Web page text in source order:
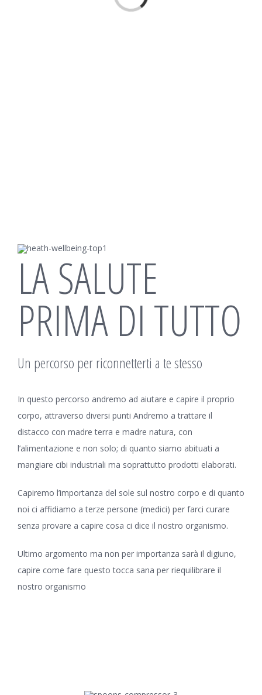
LA SALUTE
PRIMA DI TUTTO
Un percorso per riconnetterti a te stesso
In questo percorso andremo ad aiutare e capire il proprio
corpo, attraverso diversi punti Andremo a trattare il
distacco con madre terra e madre natura, con
l’alimentazione e non solo; di quanto siamo abituati a
mangiare cibi industriali ma soprattutto prodotti elaborati.
Capiremo l’importanza del sole sul nostro corpo e di quanto
noi ci affidiamo a terze persone (medici) per farci curare
senza provare a capire cosa ci dice il nostro organismo.
Ultimo argomento ma non per importanza sarà il digiuno,
capire come fare questo tocca sana per riequilibrare il
nostro organismo